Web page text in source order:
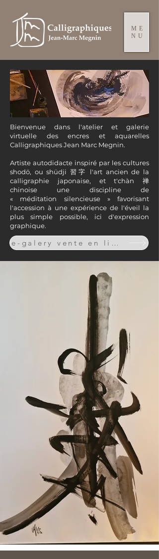
ME
NU
Bienvenue dans l'atelier et galerie
virtuelle des encres et aquarelles
Calligraphiques Jean Marc Megnin.
Artiste autodidacte inspiré par les cultures
shodö, ou shüdji 習字 l'art ancien de la
calligraphie japonaise, et t'chàn 禅
chinoise une discipline de
« méditation silencieuse » favorisant
l'accession à une expérience de l'éveil la
plus simple possible, ici d'expression
graphique.
e-galery vente en ligne